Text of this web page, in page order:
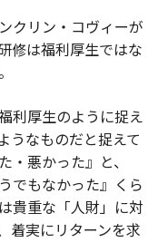
クリン・コヴィーが
修は福利厚生ではな
利厚生のように捉え
うなものだと捉えて
悪かった』と、
でもなかった』くら
貴重な「人財」に対
着実にリターンを求